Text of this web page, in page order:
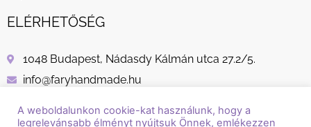
ELÉRHETŐSÉG
1048 Budapest, Nádasdy Kálmán utca 27.2/5.
info@faryhandmade.hu
A weboldalunkon cookie-kat használunk, hogy a
legrelevánsabb élményt nyújtsuk Önnek, emlékezzen